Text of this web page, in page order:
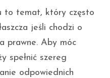
to temat, który często
jeśli chodzi o
prawne. Aby móc
spełnić szereg
odpowiednich